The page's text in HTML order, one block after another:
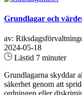
Grundlagar och
av:
2024-05-18
Lästid 7 minuter
Grundlagarna skyddar
säkerhet genom att
ordningen eller